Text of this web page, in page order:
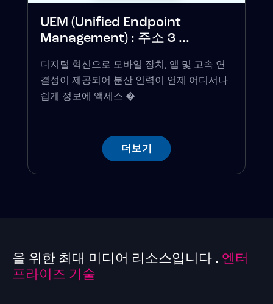
UEM (Unified Endpoint
Management) : 주소 3 ...
디지털 혁신으로 모바일 장치, 앱 및 고속 연
결성이 제공되어 분산 인력이 언제 어디서나
쉽게 정보에 액세스 �...
더보기
을 위한 최대 미디어 리소스입니다 . 엔터
프라이즈 기술